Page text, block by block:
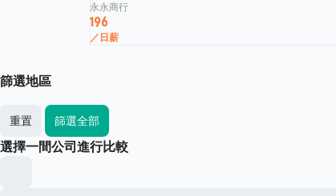
永永商行
196
／日薪
篩選地區
重置 篩選全部
選擇一間公司進行比較